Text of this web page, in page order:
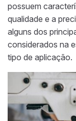
possuem
qualidade e a
alguns dos
considerados na
tipo de aplicação.